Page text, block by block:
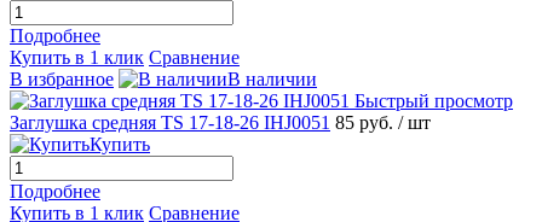
Подробнее
Купить в 1 клик Сравнение
В избранное
В наличии
Быстрый просмотр
Заглушка средняя TS 17-18-26 IHJ0051 85 руб. / шт
Купить
Подробнее
Купить в 1 клик Сравнение